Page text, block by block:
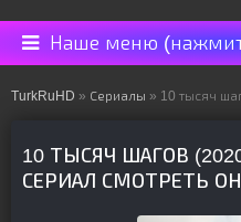
Наше меню
TurkRuHD » Сериалы » 10 тысяч шагов турецкий
10 ТЫСЯЧ ШАГОВ
СЕРИАЛ СМОТРЕТЬ